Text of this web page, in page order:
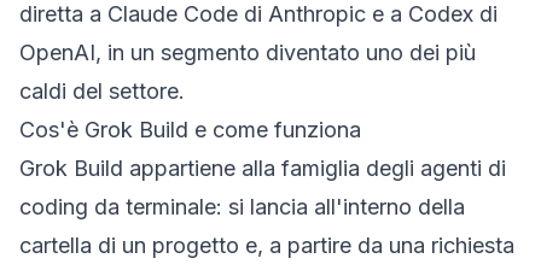
diretta a Claude Code di Anthropic e a Codex di
OpenAI, in un segmento diventato uno dei più
caldi del settore.
Cos'è Grok Build e come funziona
Grok Build appartiene alla famiglia degli agenti di
coding da terminale: si lancia all'interno della
cartella di un progetto e, a partire da una richiesta